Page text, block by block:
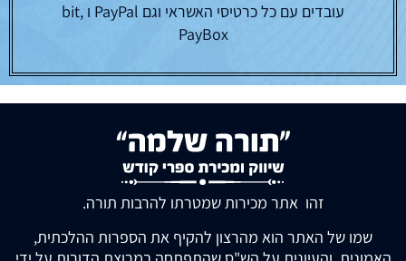
עובדים עם כל כרטיסי האשראי וגם PayPal ו bit,
PayBox
זהו אתר מכירות שמטרתו להרבות תורה.
שמו של האתר הוא מהרצון להקיף את הספרות ההלכתית,